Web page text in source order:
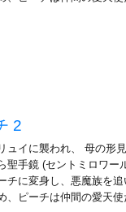
2
ュイに襲われ、 母の形
聖手鏡 (セントミロワー
チに変身し、悪魔族を
、ピーチは仲間の愛天